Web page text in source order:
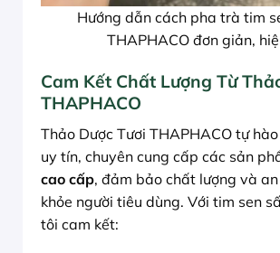
Hướng dẫn cách pha trà tim
THAPHACO đơn giản,
Cam Kết Chất Lượng Từ
THAPHACO
Thảo Dược Tươi THAPHACO tự
uy tín, chuyên cung cấp các sản
cao cấp, đảm bảo chất lượng và
khỏe người tiêu dùng. Với tim sen
tôi cam kết: